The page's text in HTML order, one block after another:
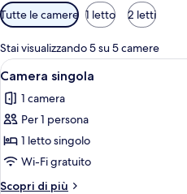
Filtri
disponibili
per
le
camere
Tutte le camere 1 letto 2 letti
Stai visualizzando 5 su 5 camere
Apri
tutte
le
foto
per
Camera
singola
5
Camera singola
1 camera
Per 1 persona
1 letto singolo
Wi-Fi gratuito
Scopri di più
Altri